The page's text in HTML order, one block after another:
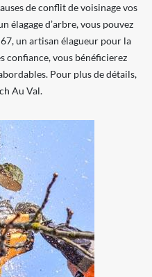
de conflit de voisinage vos
élagage d’arbre, vous pouvez
un artisan élagueur pour la
confiance, vous bénéficierez
Pour plus de détails,
Au Val.